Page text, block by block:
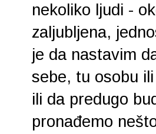
nekoliko ljudi -
zaljubljena,
je da nastavim
sebe, tu osobu
ili da predugo
pronađemo